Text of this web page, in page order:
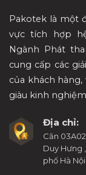
Pakotek là một
vực tích hợp
Ngành Phát
cung cấp các
của khách
giàu kinh
Địa chỉ:
Căn
Duy Hưng
phố Hà